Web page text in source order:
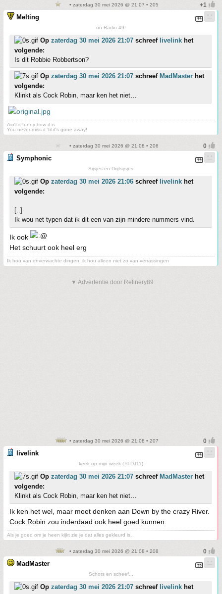
• zaterdag 30 mei 2026 @ 21:07 • 205
Melting
on Radio 49!
Op zaterdag 30 mei 2026 21:07 schreef livelink het
volgende:
Is dit Robbie Robbertson?
Op zaterdag 30 mei 2026 21:07 schreef MadMaster het
volgende:
Klinkt als Cock Robin, maar ken het niet…
Ain't it funny how it is
You never miss it 'til it's gone away!
• zaterdag 30 mei 2026 @ 21:08 • 206
Symphonic
Sijsjes en Drijfsijsjes
Op zaterdag 30 mei 2026 21:06 schreef livelink het
volgende:
[..]
Ik wou net typen dat ik dit een van zijn mindere nummers vind.
Ik ook
Het schuurt ook heel erg
Ik hou van onverwachte dingen, ik hou alleen niet zo van verrassingen
▼ Advertentie door Refinery89
• zaterdag 30 mei 2026 @ 21:08 • 207
livelink
keek op mijn week ( © DJ11)
Op zaterdag 30 mei 2026 21:07 schreef MadMaster het
volgende:
Klinkt als Cock Robin, maar ken het niet…
Ik ken het wel, maar moet denken aan Down by the crazy River.
Cock Robin zou inderdaad ook heel goed kunnen.
Als je goed om je heen kijkt zie je dat alles gekleurd is.
• zaterdag 30 mei 2026 @ 21:08 • 208
MadMaster
Schots en scheef...
Op zaterdag 30 mei 2026 21:07 schreef livelink het